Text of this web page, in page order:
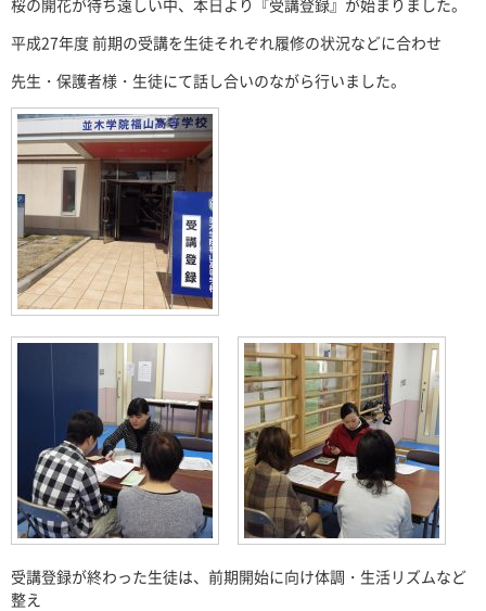
桜の開花が待ち遠しい中、本日より『受講登録』が始まりました。
平成27年度 前期の受講を生徒それぞれ履修の状況などに合わせ
先生・保護者様・生徒にて話し合いのながら行いました。
受講登録が終わった生徒は、前期開始に向け体調・生活リズムなど
整え